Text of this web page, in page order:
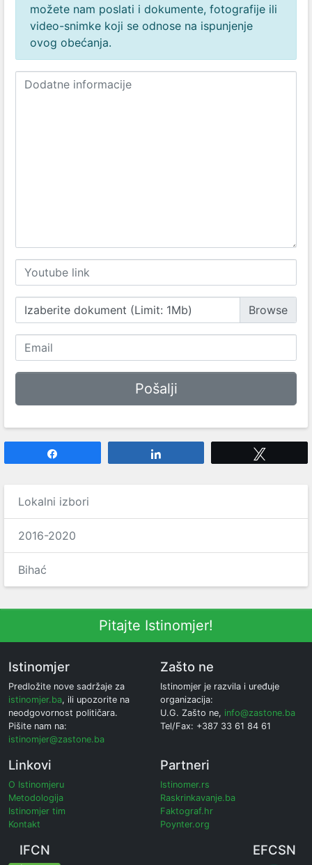
možete nam poslati i dokumente, fotografije ili
video-snimke koji se odnose na ispunjenje
ovog obećanja.
Izaberite dokument (Limit: 1Mb)
Lokalni izbori
2016-2020
Bihać
Pitajte Istinomjer!
Istinomjer
Predložite nove sadržaje za
istinomjer.ba, ili upozorite na
neodgovornost političara.
Pišite nam na:
istinomjer@zastone.ba
Zašto ne
Istinomjer je razvila i uređuje
organizacija:
U.G. Zašto ne, info@zastone.ba
Tel/Fax: +387 33 61 84 61
Linkovi
O Istinomjeru
Metodologija
Istinomjer tim
Kontakt
Partneri
Istinomer.rs
Raskrinkavanje.ba
Faktograf.hr
Poynter.org
IFCN EFCSN